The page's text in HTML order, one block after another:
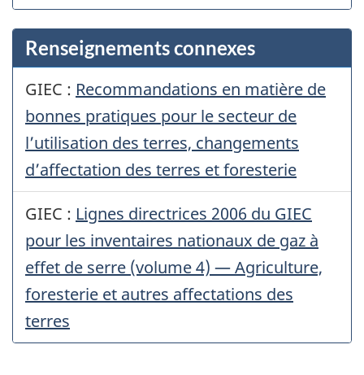
Renseignements connexes
GIEC : Recommandations en matière de
bonnes pratiques pour le secteur de
l’utilisation des terres, changements
d’affectation des terres et foresterie
GIEC : Lignes directrices 2006 du GIEC
pour les inventaires nationaux de gaz à
effet de serre (volume 4) — Agriculture,
foresterie et autres affectations des
terres